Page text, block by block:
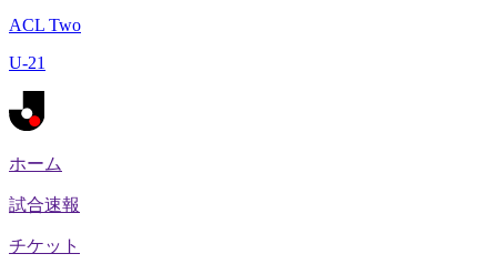
ACL Two
U-21
ホーム
試合速報
チケット